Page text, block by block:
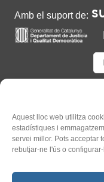
Aquest lloc web utilitza
estadístiques i
servei millor. Pots acceptar
rebutjar-ne l'ús o
Amb el suport de:
l'